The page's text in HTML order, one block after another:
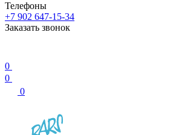
Телефоны
+7 902 647-15-34
Заказать звонок
0
0
0